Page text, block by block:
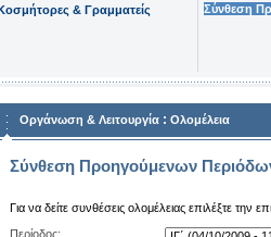
& Γραμματείς Σύνθεση
Οργάνωση & Λειτουργία : Ολομέλεια
Σύνθεση Προηγούμενων
Για να δείτε συνθέσεις ολομέλειας επιλέξτε την
Περίοδος: